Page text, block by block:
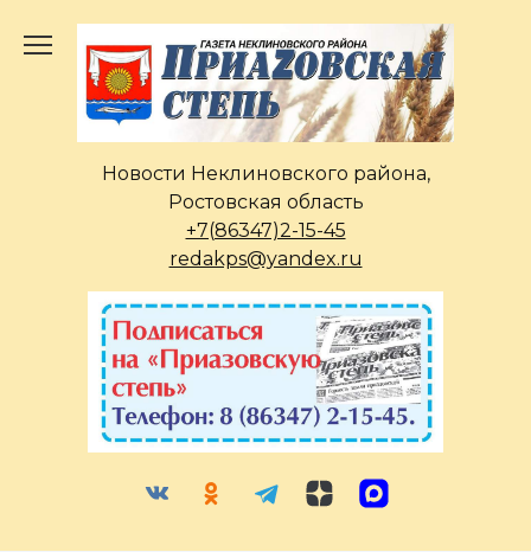
содержанию
Новости Неклиновского района,
Ростовская область
+7(86347)2-15-45
redakps@yandex.ru